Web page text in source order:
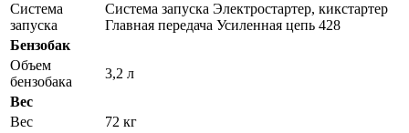
Система
запуска
Система запуска Электростартер, кикстартер
Главная передача Усиленная цепь 428
Бензобак
Объем
бензобака
3,2 л
Вес
Вес
72 кг